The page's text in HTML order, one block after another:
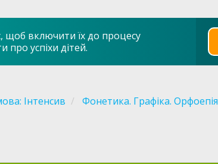
щоб включити їх до процесу
про успіхи дітей.
Інтенсив Фонетика. Графіка. Орфоепія